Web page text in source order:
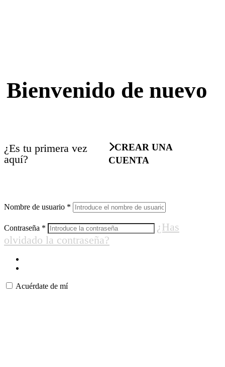
Bienvenido de nuevo
¿Es tu primera vez
aquí?
CREAR UNA
CUENTA
Nombre de usuario *
Contraseña *
¿Has
olvidado la contraseña?
Acuérdate de mí